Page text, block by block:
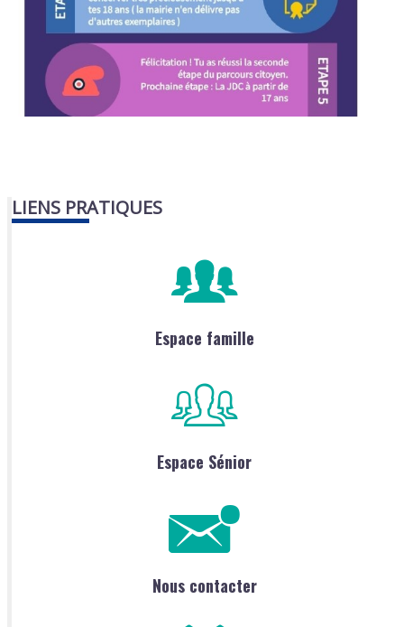
LIENS PRATIQUES
Espace famille
Espace Sénior
Nous contacter